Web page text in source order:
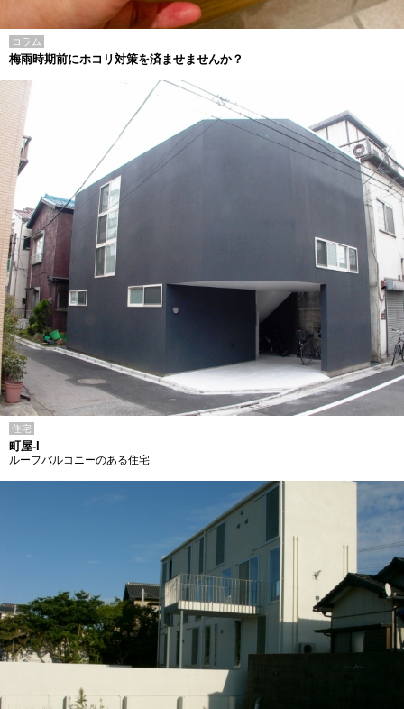
コラム
梅雨時期前にホコリ対策を済ませませんか？
住宅
町屋-I
ルーフバルコニーのある住宅